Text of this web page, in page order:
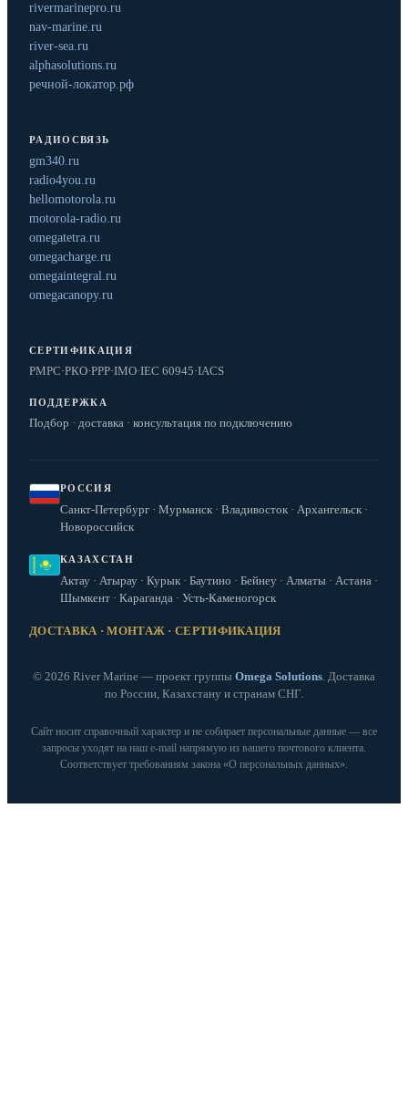
rivermarinepro.ru
nav-marine.ru
river-sea.ru
alphasolutions.ru
речной-локатор.рф
РАДИОСВЯЗЬ
gm340.ru
radio4you.ru
hellomotorola.ru
motorola-radio.ru
omegatetra.ru
omegacharge.ru
omegaintegral.ru
omegacanopy.ru
СЕРТИФИКАЦИЯ
РМРС·РКО·РРР·IMO·IEC 60945·IACS
ПОДДЕРЖКА
Подбор · доставка · консультация по подключению
РОССИЯ
Санкт-Петербург · Мурманск · Владивосток · Архангельск ·
Новороссийск
КАЗАХСТАН
Актау · Атырау · Курык · Баутино · Бейнеу · Алматы · Астана ·
Шымкент · Караганда · Усть-Каменогорск
ДОСТАВКА · МОНТАЖ · СЕРТИФИКАЦИЯ
© 2026 River Marine — проект группы Omega Solutions. Доставка
по России, Казахстану и странам СНГ.
Сайт носит справочный характер и не собирает персональные данные — все
запросы уходят на наш e‑mail напрямую из вашего почтового клиента.
Соответствует требованиям закона «О персональных данных».